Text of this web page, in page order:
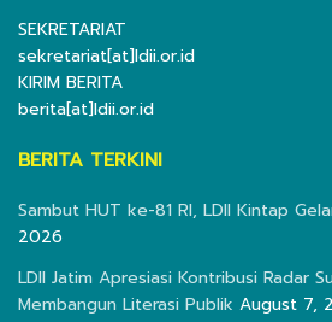
SEKRETARIAT
sekretariat[at]ldii.or.id
KIRIM BERITA
berita[at]ldii.or.id
BERITA TERKINI
Sambut HUT ke-81 RI, LDII Kintap
2026
LDII Jatim Apresiasi Kontribusi Radar
Membangun Literasi Publik August 7,